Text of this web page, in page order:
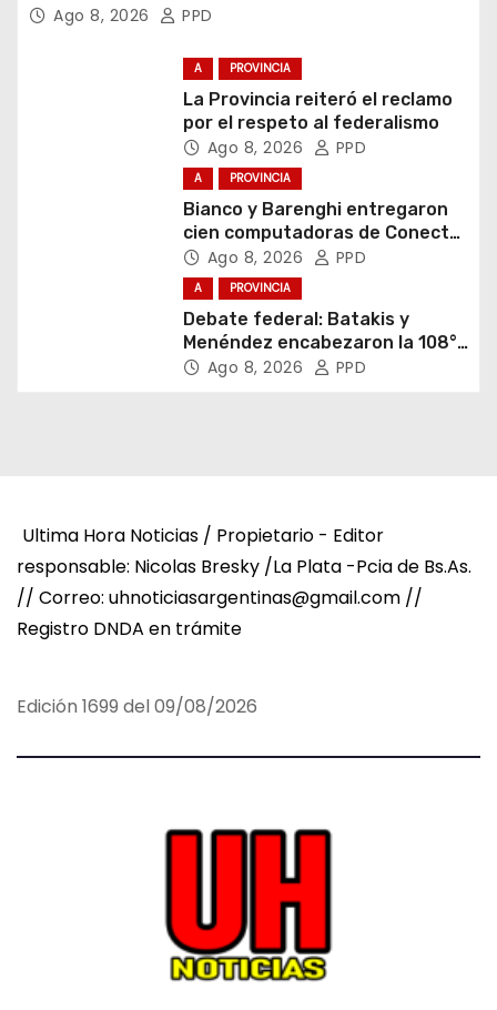
Ago 8, 2026 PPD
A PROVINCIA
La Provincia reiteró el reclamo
por el respeto al federalismo
Ago 8, 2026 PPD
A PROVINCIA
Bianco y Barenghi entregaron
cien computadoras de Conectar
Igualdad Bonaerense
Ago 8, 2026 PPD
A PROVINCIA
Debate federal: Batakis y
Menéndez encabezaron la 108°
Asamblea del CNV
Ago 8, 2026 PPD
Ultima Hora Noticias / Propietario - Editor
responsable: Nicolas Bresky /La Plata -Pcia de Bs.As.
// Correo: uhnoticiasargentinas@gmail.com //
Registro DNDA en trámite
Edición 1699 del 09/08/2026